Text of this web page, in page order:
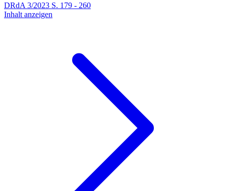
DRdA 3/2023 S. 179 - 260
Inhalt anzeigen